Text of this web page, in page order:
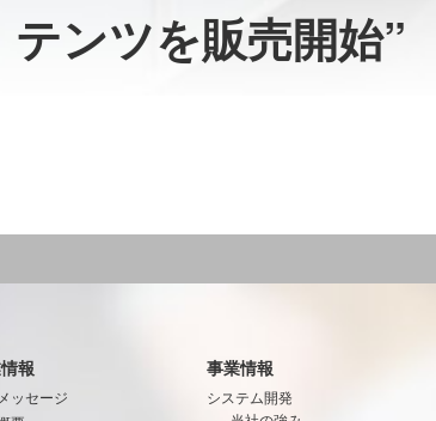
テンツを販売開始”
報
ッセージ
事業情報
システム開発